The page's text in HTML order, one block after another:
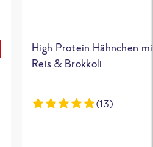
High Protein Hähnchen
Reis & Brokkoli
(13)